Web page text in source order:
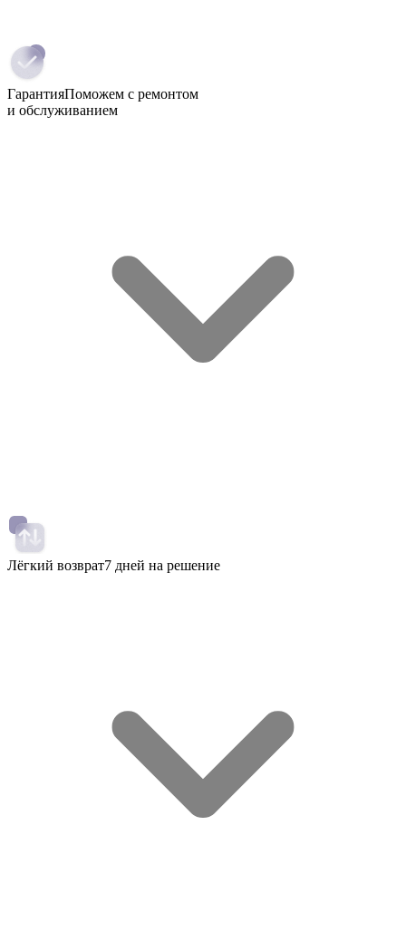
ГарантияПоможем с ремонтом
и обслуживанием
Лёгкий возврат7 дней на решение